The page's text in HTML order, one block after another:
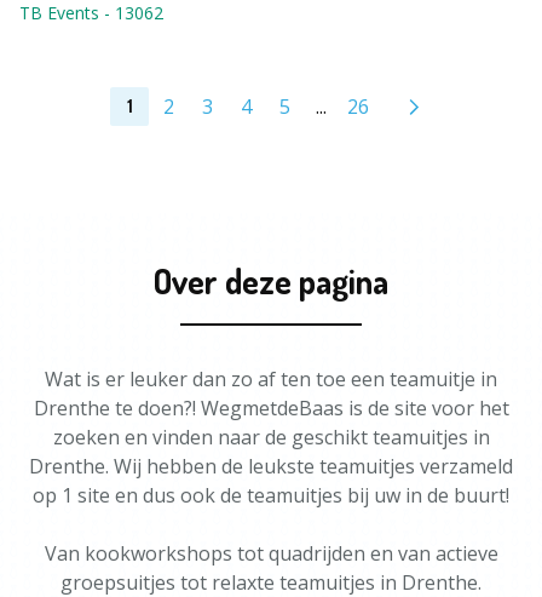
TB Events - 13062
1 2 3 4 5 ... 26
Over deze pagina
Wat is er leuker dan zo af ten toe een teamuitje in
Drenthe te doen?! WegmetdeBaas is de site voor het
zoeken en vinden naar de geschikt teamuitjes in
Drenthe. Wij hebben de leukste teamuitjes verzameld
op 1 site en dus ook de teamuitjes bij uw in de buurt!
Van kookworkshops tot quadrijden en van actieve
groepsuitjes tot relaxte teamuitjes in Drenthe.